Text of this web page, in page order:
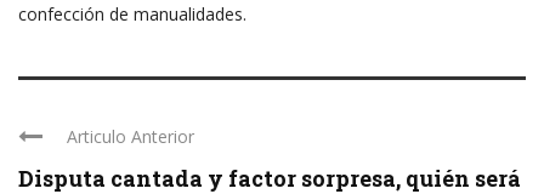
confección de manualidades.
Articulo Anterior
Disputa cantada y factor sorpresa, quién será